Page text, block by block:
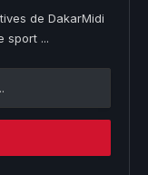
de DakarMidi
sport ...